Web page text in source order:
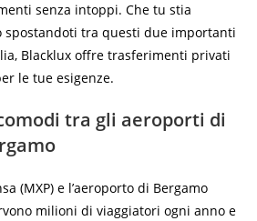
senza intoppi. Che tu stia
spostandoti tra questi due importanti
Blacklux offre trasferimenti privati
le tue esigenze.
tra gli aeroporti di
(MXP) e l’aeroporto di Bergamo
milioni di viaggiatori ogni anno e